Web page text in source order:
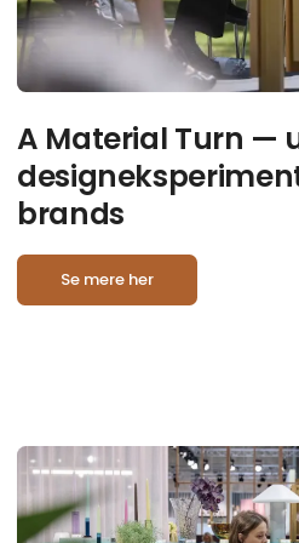
A Material Turn —
brands
Se mere her